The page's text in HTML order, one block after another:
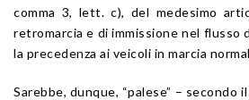
comma 3, lett. c), del medesimo
retromarcia e di immissione nel flusso
la precedenza ai veicoli in marcia
Sarebbe, dunque, “palese” – secondo